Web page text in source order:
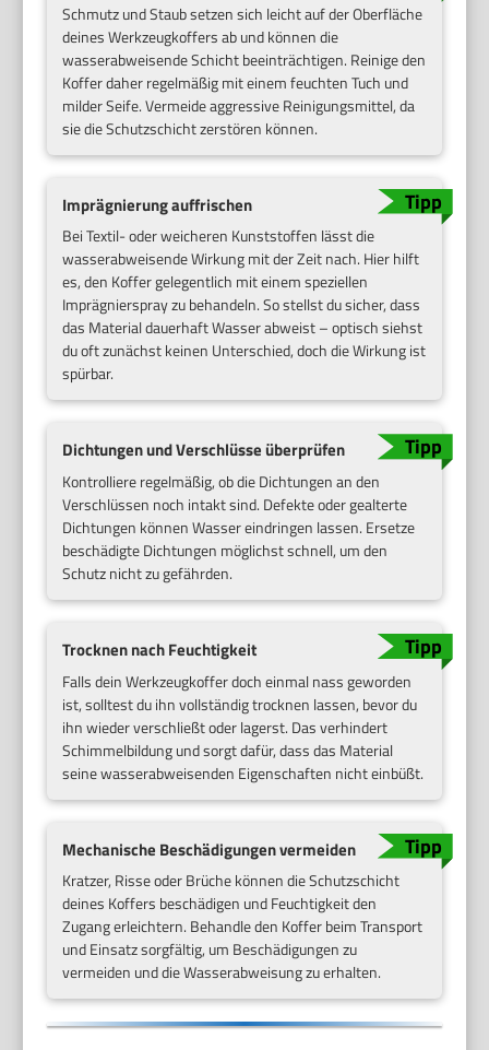
Schmutz und Staub setzen sich leicht auf der Oberfläche
deines Werkzeugkoffers ab und können die
wasserabweisende Schicht beeinträchtigen. Reinige den
Koffer daher regelmäßig mit einem feuchten Tuch und
milder Seife. Vermeide aggressive Reinigungsmittel, da
sie die Schutzschicht zerstören können.
Imprägnierung auffrischen
Bei Textil- oder weicheren Kunststoffen lässt die
wasserabweisende Wirkung mit der Zeit nach. Hier hilft
es, den Koffer gelegentlich mit einem speziellen
Imprägnierspray zu behandeln. So stellst du sicher, dass
das Material dauerhaft Wasser abweist – optisch siehst
du oft zunächst keinen Unterschied, doch die Wirkung ist
spürbar.
Dichtungen und Verschlüsse überprüfen
Kontrolliere regelmäßig, ob die Dichtungen an den
Verschlüssen noch intakt sind. Defekte oder gealterte
Dichtungen können Wasser eindringen lassen. Ersetze
beschädigte Dichtungen möglichst schnell, um den
Schutz nicht zu gefährden.
Trocknen nach Feuchtigkeit
Falls dein Werkzeugkoffer doch einmal nass geworden
ist, solltest du ihn vollständig trocknen lassen, bevor du
ihn wieder verschließt oder lagerst. Das verhindert
Schimmelbildung und sorgt dafür, dass das Material
seine wasserabweisenden Eigenschaften nicht einbüßt.
Mechanische Beschädigungen vermeiden
Kratzer, Risse oder Brüche können die Schutzschicht
deines Koffers beschädigen und Feuchtigkeit den
Zugang erleichtern. Behandle den Koffer beim Transport
und Einsatz sorgfältig, um Beschädigungen zu
vermeiden und die Wasserabweisung zu erhalten.